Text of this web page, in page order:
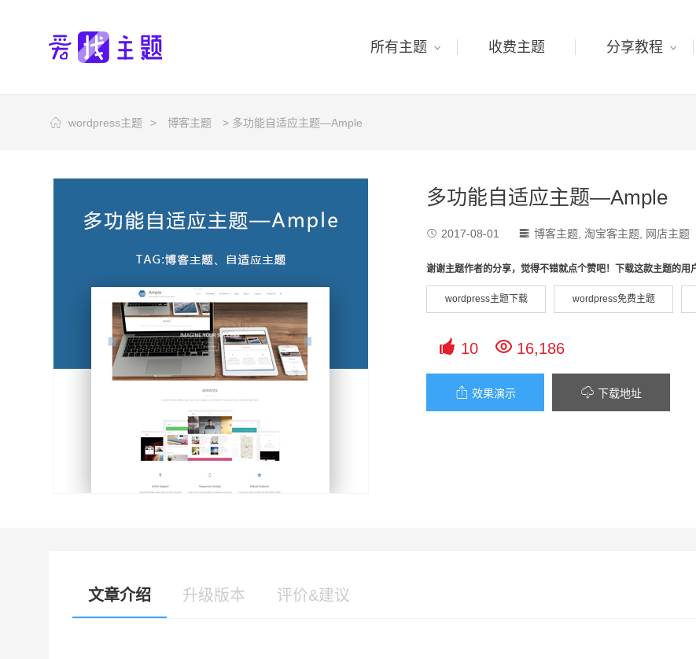
所有主题 收费主题 分享教程
wordpress主题 > 博客主题 > 多功能自适应主题—Ample
多功能自适应主题—Ample
 2017-08-01  博客主题 淘宝客主题 网店主题
谢谢主题作者的分享，觉得不错就点个赞吧！下载这款主题的用
wordpress主题下载 wordpress免费主题
 10  16,186
 效果演示  下载地址
文章介绍 升级版本 评价&建议